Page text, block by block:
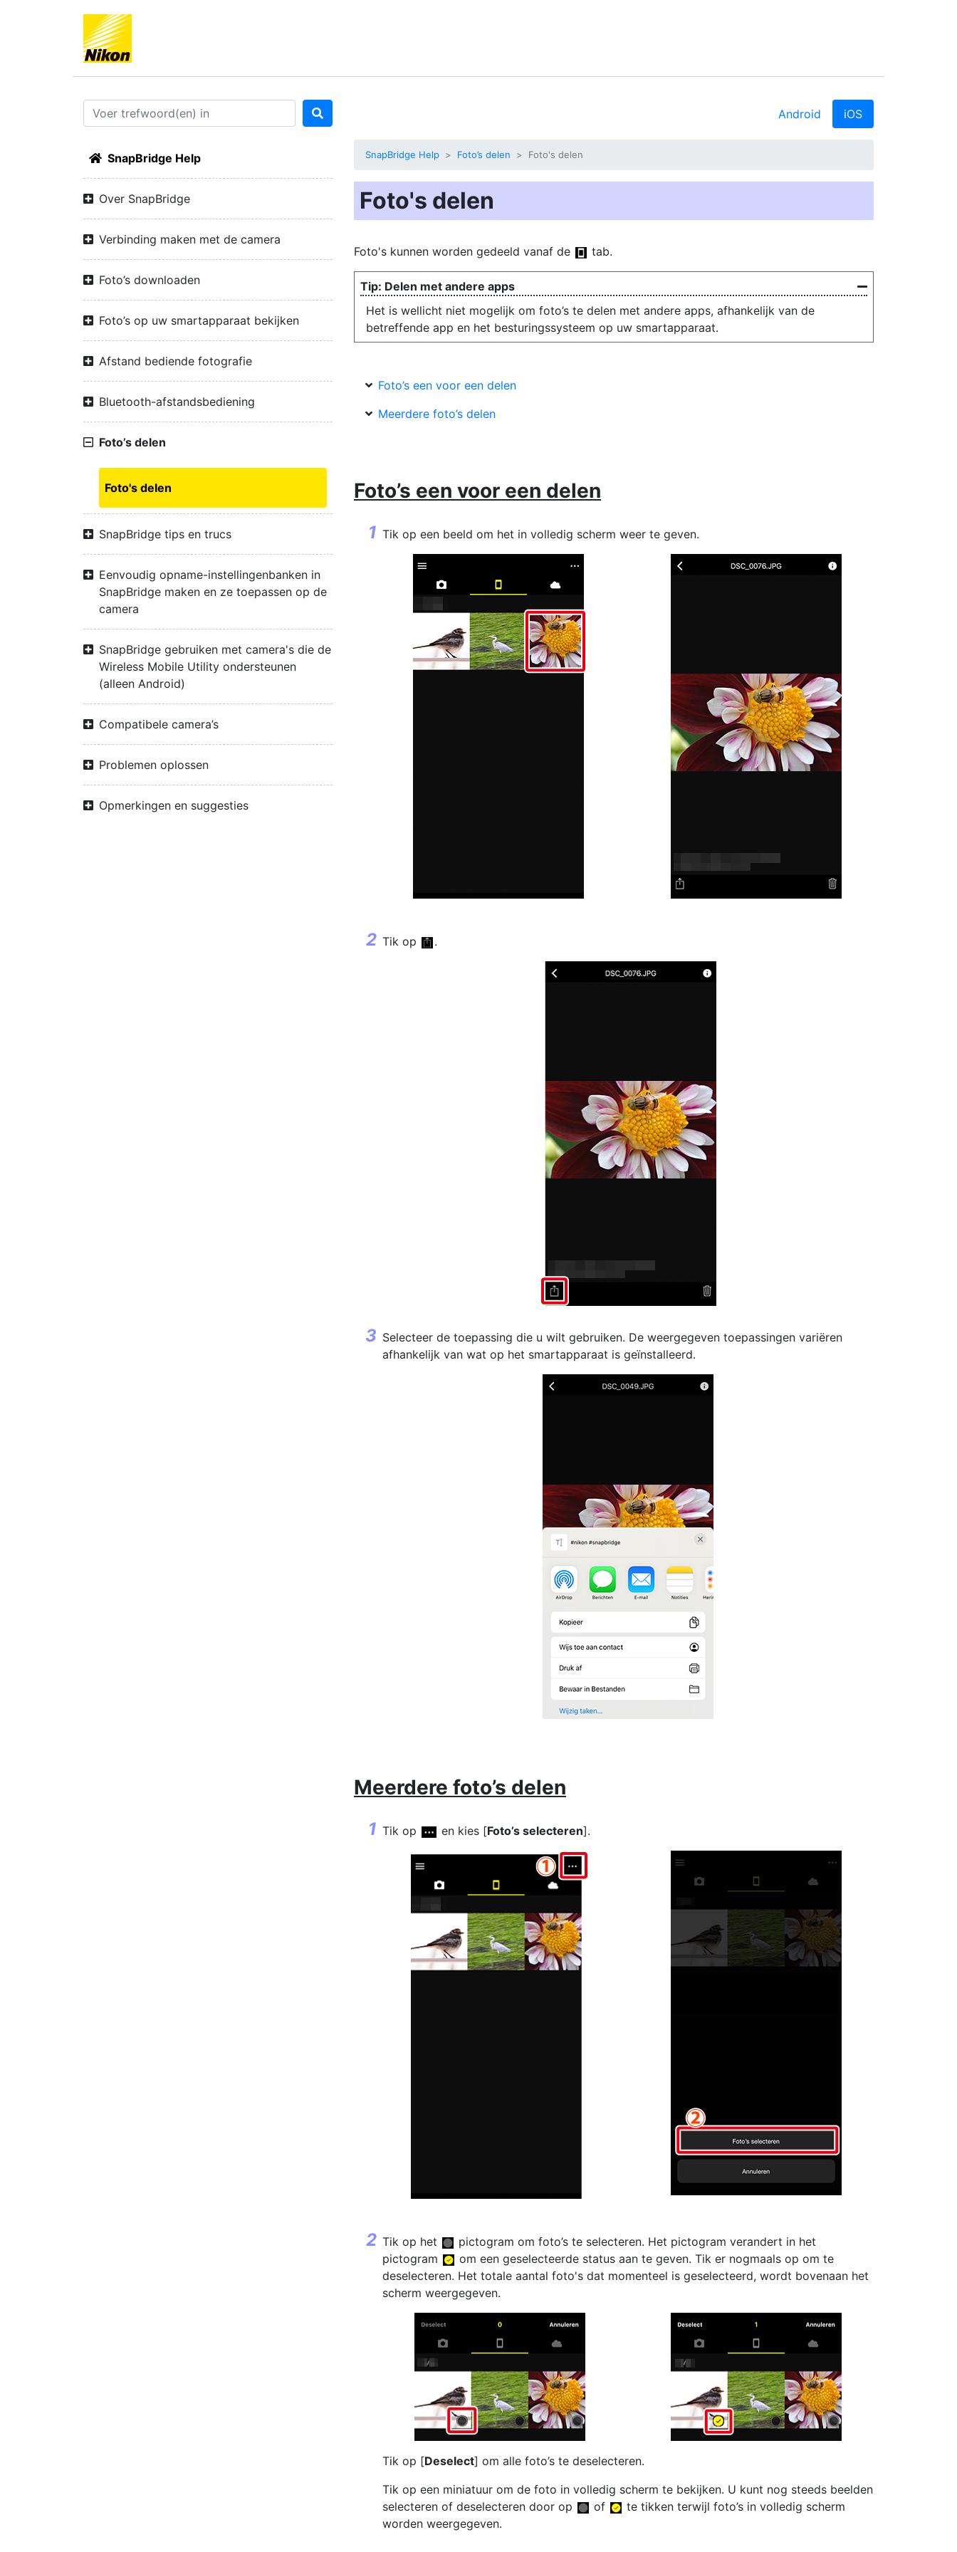
SnapBridge Help
Over SnapBridge
Verbinding maken met de camera
Foto’s downloaden
Foto’s op uw smartapparaat bekijken
Afstand bediende fotografie
Bluetooth-afstandsbediening
Foto’s delen
Foto's delen
SnapBridge tips en trucs
Eenvoudig opname-instellingenbanken in
SnapBridge maken en ze toepassen op de
camera
SnapBridge gebruiken met camera's die de
Wireless Mobile Utility ondersteunen
(alleen Android)
Compatibele camera’s
Problemen oplossen
Opmerkingen en suggesties
Android iOS
SnapBridge Help Foto’s delen Foto's delen
Foto's delen
Foto's kunnen worden gedeeld vanaf de tab.
Delen met andere apps
Het is wellicht niet mogelijk om foto’s te delen met andere apps, afhankelijk van de
betreffende app en het besturingssysteem op uw smartapparaat.
Foto’s een voor een delen
Meerdere foto’s delen
Foto’s een voor een delen
Tik op een beeld om het in volledig scherm weer te geven.
Tik op .
Selecteer de toepassing die u wilt gebruiken. De weergegeven toepassingen variëren
afhankelijk van wat op het smartapparaat is geïnstalleerd.
Meerdere foto’s delen
Tik op en kies [Foto’s selecteren].
Tik op het
pictogram om foto’s te selecteren. Het pictogram verandert in het
pictogram
om een geselecteerde status aan te geven. Tik er nogmaals op om te
deselecteren. Het totale aantal foto's dat momenteel is geselecteerd, wordt bovenaan het
scherm weergegeven.
Tik op [Deselect] om alle foto’s te deselecteren.
Tik op een miniatuur om de foto in volledig scherm te bekijken. U kunt nog steeds beelden
selecteren of deselecteren door op
of
te tikken terwijl foto’s in volledig scherm
worden weergegeven.